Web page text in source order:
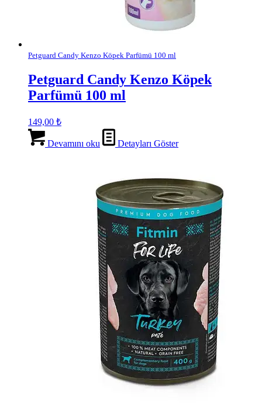
Petguard Candy Kenzo Köpek Parfümü 100 ml
Petguard Candy Kenzo Köpek
Parfümü 100 ml
149,00 ₺
Devamını oku Detayları Göster